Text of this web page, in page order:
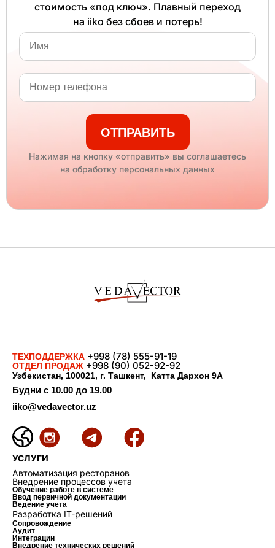
стоимость «под ключ». Плавный переход
на iiko без сбоев и потерь!
ОТПРАВИТЬ
Нажимая на кнопку «отправить» вы соглашаетесь
на обработку персональных данных
ТЕХПОДДЕРЖКА +998 (78) 555-91-19
ОТДЕЛ ПРОДАЖ +998 (90) 052-92-92
Узбекистан, 100021, г. Ташкент, Катта Дархон 9А
Будни с 10.00 до 19.00
iiko@vedavector.uz
УСЛУГИ
Автоматизация ресторанов
Внедрение процессов учета
Обучение работе в системе
Ввод первичной документации
Ведение учета
Разработка IT-решений
Сопровождение
Аудит
Интеграции
Внедрение технических решений